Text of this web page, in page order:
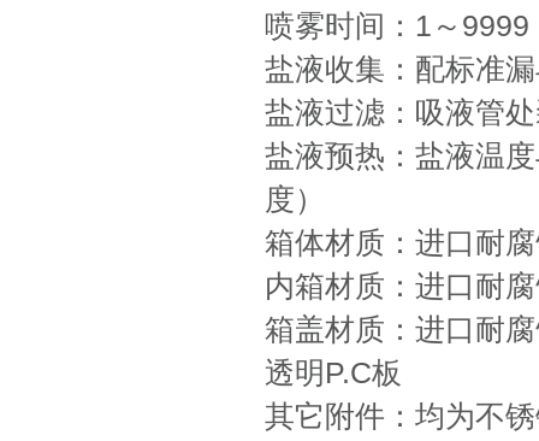
喷雾时间：1～
盐液收集：配标准
盐液过滤：吸液管
盐液预热：盐液温
度）
箱体材质：进口耐
内箱材质：进口耐
箱盖材质：进口耐
透明P.C板
其它附件：均为不